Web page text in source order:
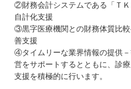
②財務会計システムである「Ｔ
自計化支援
③黒字医療機関との財務体質比
善支援
④タイムリーな業界情報の提供
営をサポートするとともに、診
支援を積極的に行います。